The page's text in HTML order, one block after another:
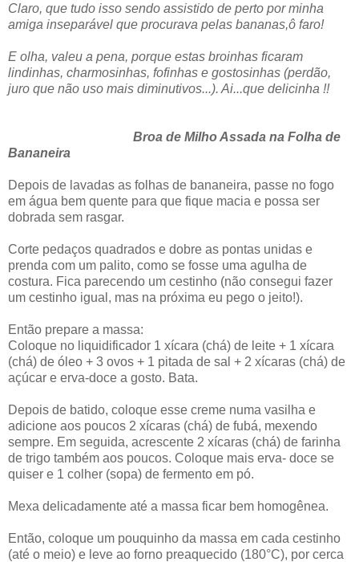
Claro, que tudo isso sendo assistido de perto por minha
amiga inseparável que procurava pelas bananas,ô faro!
E olha, valeu a pena, porque estas broinhas ficaram
lindinhas, charmosinhas, fofinhas e gostosinhas (perdão,
juro que não uso mais diminutivos...). Ai...que delicinha !!
Broa de Milho Assada na Folha de
Bananeira
Depois de lavadas as folhas de bananeira, passe no fogo
em água bem quente para que fique macia e possa ser
dobrada sem rasgar.
Corte pedaços quadrados e dobre as pontas unidas e
prenda com um palito, como se fosse uma agulha de
costura. Fica parecendo um cestinho (não consegui fazer
um cestinho igual, mas na próxima eu pego o jeito!).
Então prepare a massa:
Coloque no liquidificador 1 xícara (chá) de leite + 1 xícara
(chá) de óleo + 3 ovos + 1 pitada de sal + 2 xícaras (chá) de
açúcar e erva-doce a gosto. Bata.
Depois de batido, coloque esse creme numa vasilha e
adicione aos poucos 2 xícaras (chá) de fubá, mexendo
sempre. Em seguida, acrescente 2 xícaras (chá) de farinha
de trigo também aos poucos. Coloque mais erva- doce se
quiser e 1 colher (sopa) de fermento em pó.
Mexa delicadamente até a massa ficar bem homogênea.
Então, coloque um pouquinho da massa em cada cestinho
(até o meio) e leve ao forno preaquecido (180°C), por cerca